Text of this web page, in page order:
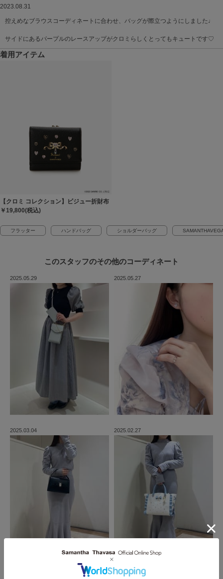
2023.08.31
控えめなブラウスコーディネートに合わせ、バッグが際立つようにしました♩
サイドにあるパープルのレースアップがクロミらしくとってもキュートです♡
着用アイテム
【クロミ コレクション】ビジュー折財布
￥19,800(税込)
フラッター ハンドバッグ ショルダーバッグ
このスタッフのその他のコーディネート
2025.05.29 2025.05.27
2025.03.04 2025.02.27